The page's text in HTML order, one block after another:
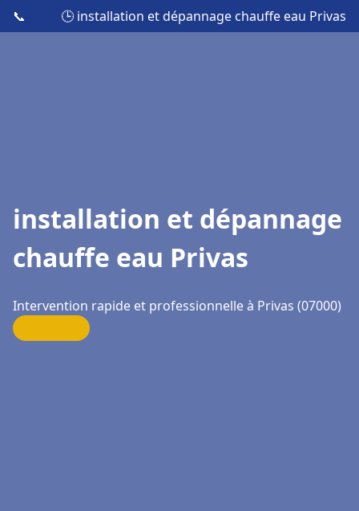
📞 🕒 installation et dépannage chauffe eau Privas
installation et dépannage
chauffe eau Privas
Intervention rapide et professionnelle à Privas (07000)